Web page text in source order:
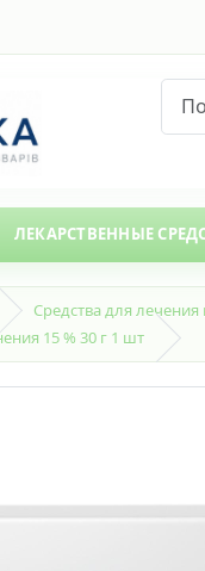
ЛЕКАРСТВЕННЫЕ
Средства для
15 % 30 г 1 шт